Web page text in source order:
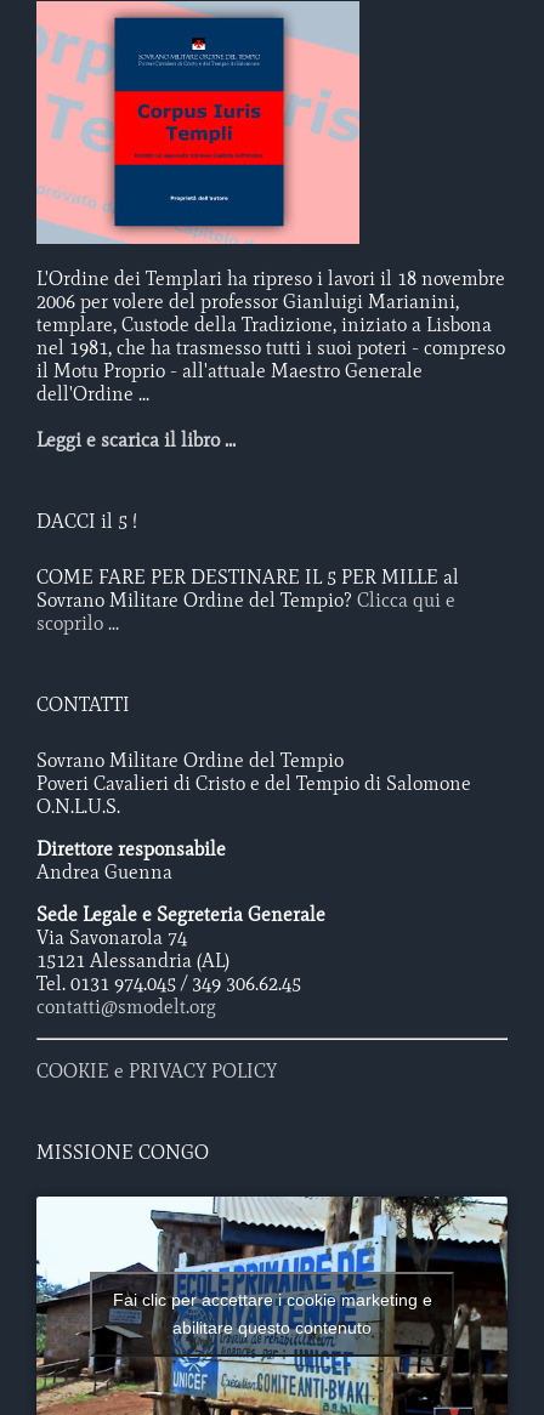
L'Ordine dei Templari ha ripreso i lavori il 18 novembre
2006 per volere del professor Gianluigi Marianini,
templare, Custode della Tradizione, iniziato a Lisbona
nel 1981, che ha trasmesso tutti i suoi poteri - compreso
il Motu Proprio - all'attuale Maestro Generale
dell'Ordine ...
Leggi e scarica il libro ...
DACCI il 5 !
COME FARE PER DESTINARE IL 5 PER MILLE al
Sovrano Militare Ordine del Tempio? Clicca qui e
scoprilo ...
CONTATTI
Sovrano Militare Ordine del Tempio
Poveri Cavalieri di Cristo e del Tempio di Salomone
O.N.L.U.S.
Direttore responsabile
Andrea Guenna
Sede Legale e Segreteria Generale
Via Savonarola 74
15121 Alessandria (AL)
Tel. 0131 974.045 / 349 306.62.45
contatti@smodelt.org
COOKIE e PRIVACY POLICY
MISSIONE CONGO
Fai clic per accettare i cookie marketing e
abilitare questo contenuto